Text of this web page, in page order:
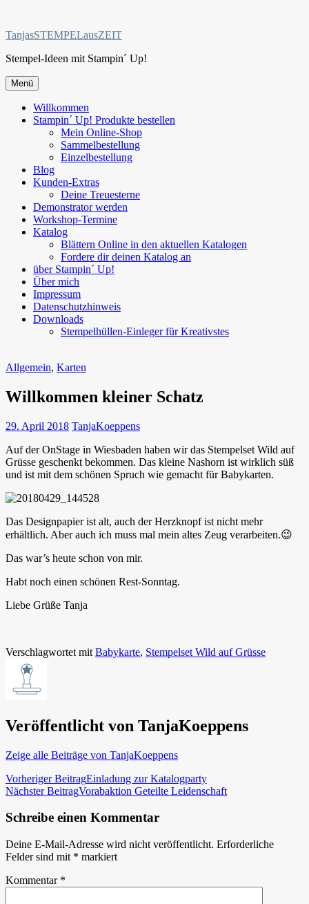
springen
TanjasSTEMPELausZEIT
Stempel-Ideen mit Stampin´ Up!
Menü
Willkommen
Stampin´ Up! Produkte bestellen
Mein Online-Shop
Sammelbestellung
Einzelbestellung
Blog
Kunden-Extras
Deine Treuesterne
Demonstrator werden
Workshop-Termine
Katalog
Blättern Online in den aktuellen Katalogen
Fordere dir deinen Katalog an
über Stampin´ Up!
Über mich
Impressum
Datenschutzhinweis
Downloads
Stempelhüllen-Einleger für Kreativstes
Allgemein, Karten
Willkommen kleiner Schatz
29. April 2018 TanjaKoeppens
Auf der OnStage in Wiesbaden haben wir das Stempelset Wild auf
Grüsse geschenkt bekommen. Das kleine Nashorn ist wirklich süß
und ist mit dem schönen Spruch wie gemacht für Babykarten.
Das Designpapier ist alt, auch der Herzknopf ist nicht mehr
erhältlich. Aber auch ich muss mal mein altes Zeug verarbeiten.😉
Das war’s heute schon von mir.
Habt noch einen schönen Rest-Sonntag.
Liebe Grüße Tanja
Verschlagwortet mit Babykarte, Stempelset Wild auf Grüsse
Veröffentlicht von TanjaKoeppens
Zeige alle Beiträge von TanjaKoeppens
Beitragsnavigation
Vorheriger BeitragEinladung zur Katalogparty
Nächster BeitragVorabaktion Geteilte Leidenschaft
Schreibe einen Kommentar
Deine E-Mail-Adresse wird nicht veröffentlicht. Erforderliche
Felder sind mit * markiert
Kommentar *